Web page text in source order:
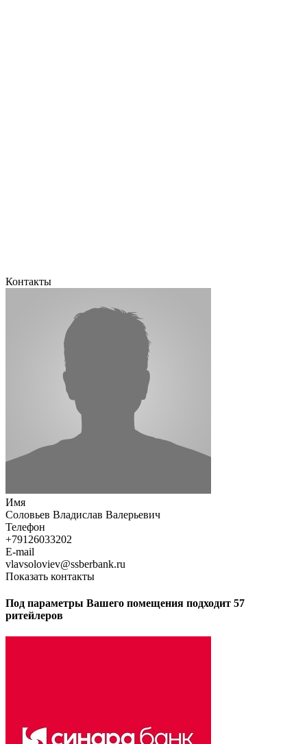
Контакты
Имя
Соловьев Владислав Валерьевич
Телефон
+79126033202
E-mail
vlavsoloviev@ssberbank.ru
Показать контакты
Под параметры Вашего помещения подходит 57
ритейлеров